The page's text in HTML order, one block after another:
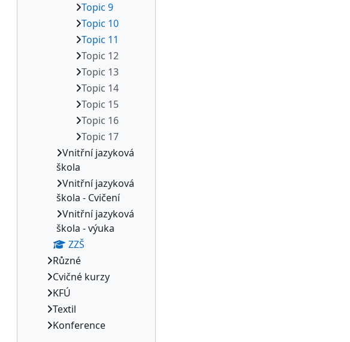
Topic 9
Topic 10
Topic 11
Topic 12
Topic 13
Topic 14
Topic 15
Topic 16
Topic 17
Vnitřní jazyková
škola
Vnitřní jazyková
škola - Cvičení
Vnitřní jazyková
škola - výuka
ZZŠ
Různé
Cvičné kurzy
KFÚ
Textil
Konference